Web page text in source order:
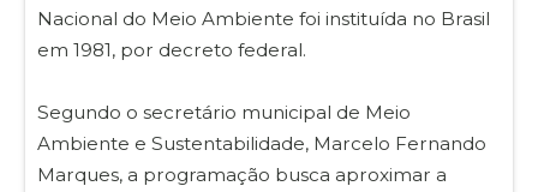
Nacional do Meio Ambiente foi instituída no Brasil
em 1981, por decreto federal.
Segundo o secretário municipal de Meio
Ambiente e Sustentabilidade, Marcelo Fernando
Marques, a programação busca aproximar a